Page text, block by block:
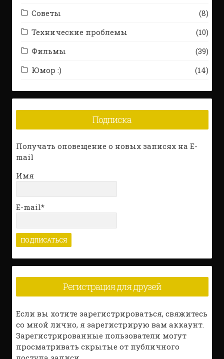
Советы
(8)
Технические проблемы
(10)
Фильмы
(39)
Юмор :)
(14)
Подписка
Получать оповещение о новых записях на E-
mail
Имя
E-mail*
Регистрация для друзей
Если вы хотите зарегистрироваться, свяжитесь
со мной лично, я зарегистрирую вам аккаунт.
Зарегистрированные пользователи могут
просматривать скрытые от публичного